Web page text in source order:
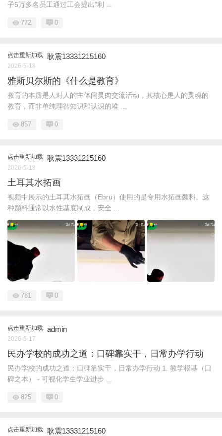
子5万多名员工通过工会提出"利 ...
772 0
点击重新加载 耿震13331215160
2026-5-18
雅斯贝尔斯的《什么是教育》
教育的本质是人对人的主体间灵肉交流活动，其核心是人的灵魂的
教育，而非单纯理智知识和认识的堆 ...
857 0
点击重新加载 耿震13331215160
2026-5-18
土耳其水拓画
视频中展示的土耳其水拓画（Ebru）使用的是专用水拓画颜料。这
种颜料通常以水性基底制成，安全 ...
781 0
点击重新加载 admin
2026-5-17
民办学校的成功之道：口碑靠实干，日常办学行动
民办学校的成功之道：口碑靠实干，日常办学行动 1. 教学根基（口
碑之本） - 可视化学生学业进步 ...
825 0
点击重新加载 耿震13331215160